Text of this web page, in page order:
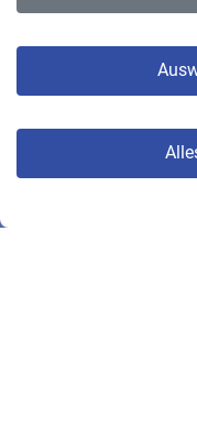
© VBL 2026